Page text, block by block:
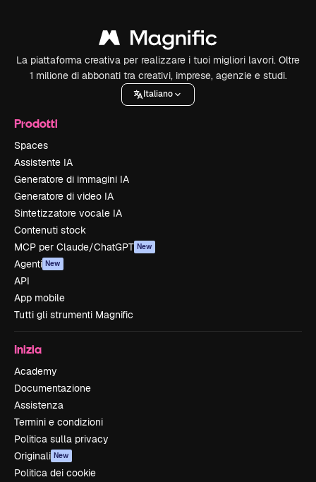
La piattaforma creativa per realizzare i tuoi migliori lavori. Oltre
1 milione di abbonati tra creativi, imprese, agenzie e studi.
Italiano
Prodotti
Spaces
Assistente IA
Generatore di immagini IA
Generatore di video IA
Sintetizzatore vocale IA
Contenuti stock
MCP per Claude/ChatGPT New
Agenti New
API
App mobile
Tutti gli strumenti Magnific
Inizia
Academy
Documentazione
Assistenza
Termini e condizioni
Politica sulla privacy
Originali New
Politica dei cookie